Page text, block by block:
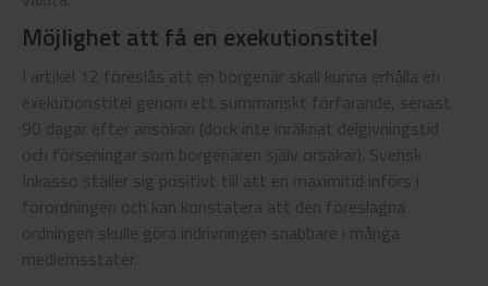
Möjlighet att få en exekutionstitel
I artikel 12 föreslås att en borgenär skall kunna erhålla en
exekutionstitel genom ett summariskt förfarande, senast
90 dagar efter ansökan (dock inte inräknat delgivningstid
och förseningar som borgenären själv orsakar). Svensk
Inkasso ställer sig positivt till att en maximitid införs i
förordningen och kan konstatera att den föreslagna
ordningen skulle göra indrivningen snabbare i många
medlemsstater.